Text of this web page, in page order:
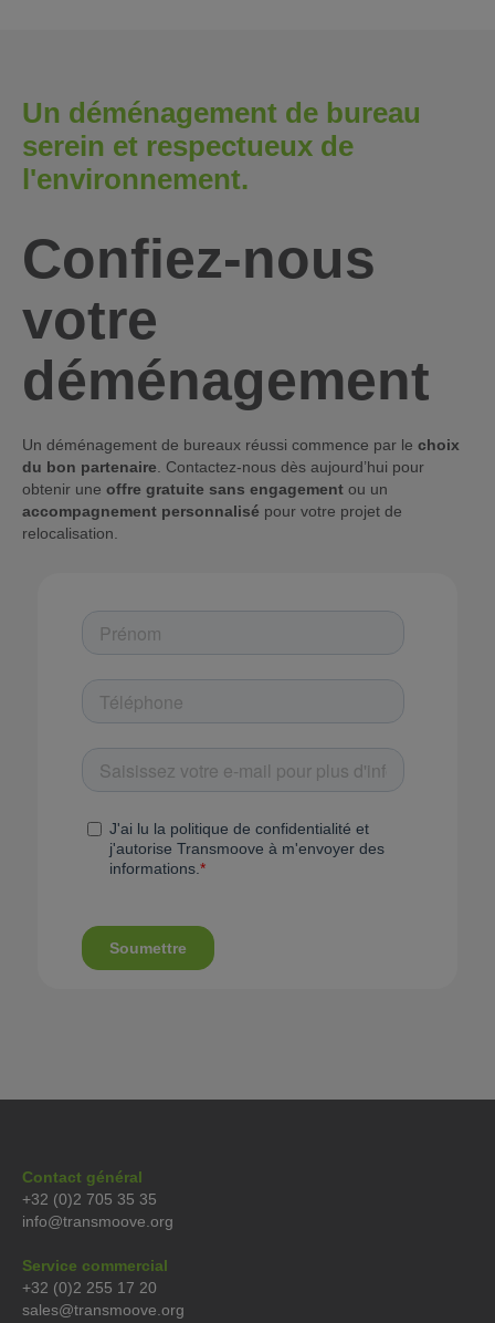
Un déménagement de bureau
serein et respectueux de
l'environnement.
Confiez-nous
votre
déménagement
Un déménagement de bureaux réussi commence par le choix
du bon partenaire . Contactez-nous dès aujourd’hui pour
obtenir une offre gratuite sans engagement ou un
accompagnement personnalisé pour votre projet de
relocalisation.
Contact général
+32 (0)2 705 35 35
info@transmoove.org
Service commercial
+32 (0)2 255 17 20
sales@transmoove.org